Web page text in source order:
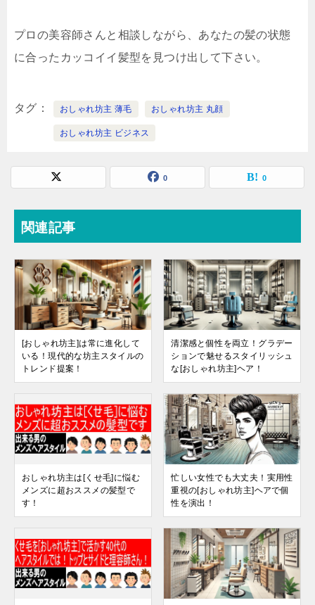
プロの美容師さんと相談しながら、あなたの髪の状態
に合ったカッコイイ髪型を見つけ出して下さい。
タグ おしゃれ坊主 薄毛 おしゃれ坊主 丸顔
おしゃれ坊主 ビジネス
0 0
関連記事
[おしゃれ坊主]は常に進化して
いる！現代的な坊主スタイルの
トレンド提案！
清潔感と個性を両立！グラデー
ションで魅せるスタイリッシュ
な[おしゃれ坊主]ヘア！
おしゃれ坊主は[くせ毛]に悩む
メンズに超おススメの髪型で
す！
忙しい女性でも大丈夫！実用性
重視の[おしゃれ坊主]ヘアで個
性を演出！